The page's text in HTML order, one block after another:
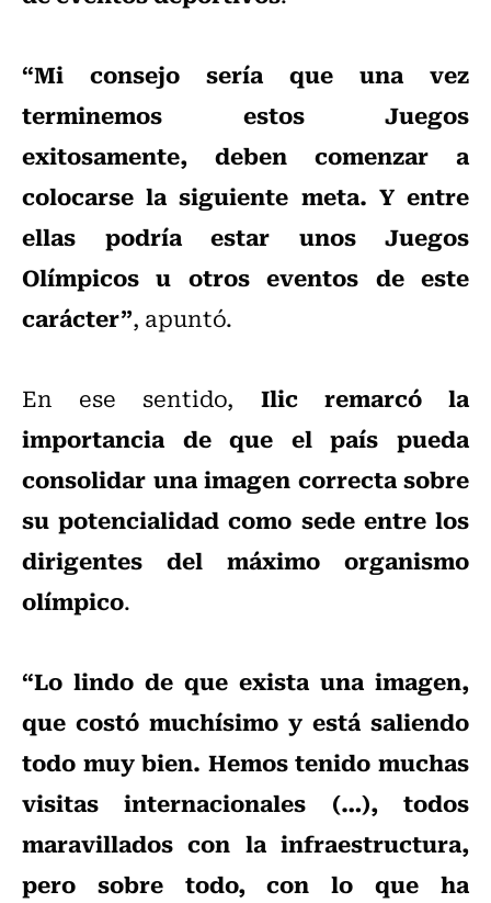
“Mi consejo sería que una vez
terminemos estos Juegos
exitosamente, deben comenzar a
colocarse la siguiente meta. Y entre
ellas podría estar unos Juegos
Olímpicos u otros eventos de este
carácter”, apuntó.
En ese sentido, Ilic remarcó la
importancia de que el país pueda
consolidar una imagen correcta sobre
su potencialidad como sede entre los
dirigentes del máximo organismo
olímpico.
“Lo lindo de que exista una imagen,
que costó muchísimo y está saliendo
todo muy bien. Hemos tenido muchas
visitas internacionales (…), todos
maravillados con la infraestructura,
pero sobre todo, con lo que ha